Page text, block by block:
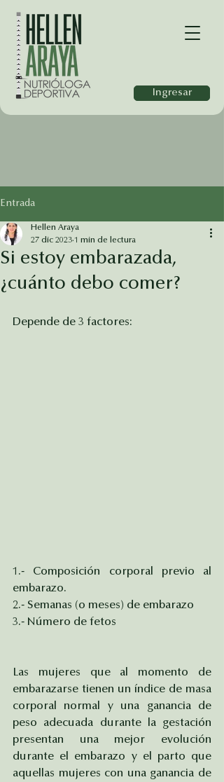
Ingresar
Entrada
Si estoy embarazada,
¿cuánto debo comer?
Hellen Araya
27 dic 2023 1 min de lectura
Depende de 3 factores:
1.- Composición corporal previo al
embarazo.
2.- Semanas (o meses) de embarazo
3.- Número de fetos
Las mujeres que al momento de
embarazarse tienen un índice de masa
corporal normal y una ganancia de
peso adecuada durante la gestación
presentan una mejor evolución
durante el embarazo y el parto que
aquellas mujeres con una ganancia de